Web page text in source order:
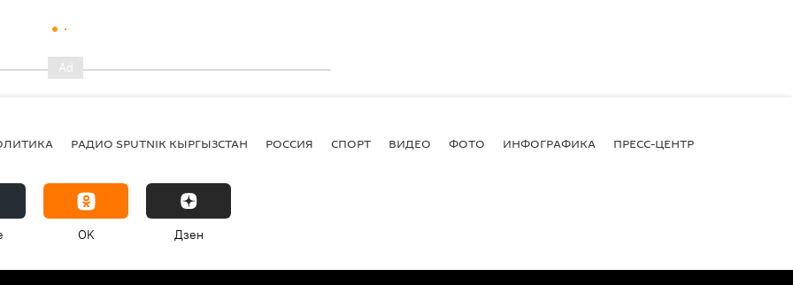
РАДИО SPUTNIK КЫРГЫЗСТАН РОССИЯ СПОРТ ВИДЕО ФОТО ИНФОГРАФИКА ПРЕСС-ЦЕНТР
OK Дзен